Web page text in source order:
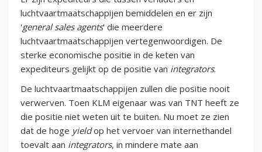
luchtvaartmaatschappijen bemiddelen en er zijn
'general sales agents' die meerdere
luchtvaartmaatschappijen vertegenwoordigen. De
sterke economische positie in de keten van
expediteurs gelijkt op de positie van integrators.
De luchtvaartmaatschappijen zullen die positie nooit
verwerven. Toen KLM eigenaar was van TNT heeft ze
die positie niet weten uit te buiten. Nu moet ze zien
dat de hoge yieldop het vervoer van internethandel
toevalt aan integrators, in mindere mate aan